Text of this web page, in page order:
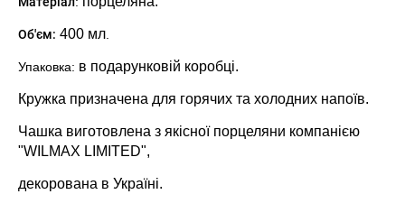
Об'єм: 400 мл
Упаковка: в подарунковій коробці.
Кружка призначена для горячих та холодних напоїв.
Чашка виготовлена з якісної порцеляни компанією
"WILMAX LIMITED",
декорована в Україні.